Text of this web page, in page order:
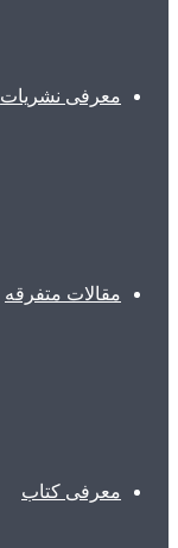
معرفی نشریات
مقالات متفرقه
معرفی کتاب